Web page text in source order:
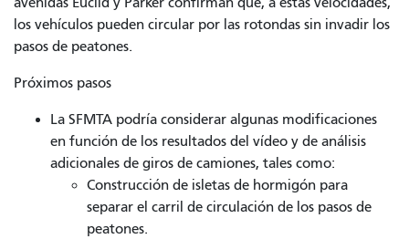
los vehículos pueden circular por las rotondas sin invadir los
pasos de peatones.
Próximos pasos
La SFMTA podría considerar algunas modificaciones
en función de los resultados del vídeo y de análisis
adicionales de giros de camiones, tales como:
Construcción de isletas de hormigón para
separar el carril de circulación de los pasos de
peatones.